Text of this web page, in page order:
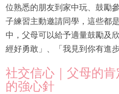
位熟悉的朋友到家中玩、鼓勵
子練習主動邀請同學，這些都
中，父母可以給予適量鼓勵及
經好勇敢」、「我見到你有進步
社交信心｜父母的
的強心針